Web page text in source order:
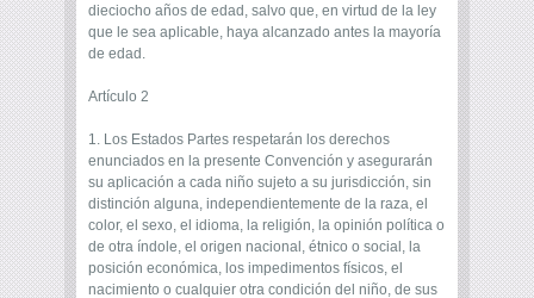
dieciocho años de edad, salvo que, en virtud de la ley
que le sea aplicable, haya alcanzado antes la mayoría
de edad.
Artículo 2
1. Los Estados Partes respetarán los derechos
enunciados en la presente Convención y asegurarán
su aplicación a cada niño sujeto a su jurisdicción, sin
distinción alguna, independientemente de la raza, el
color, el sexo, el idioma, la religión, la opinión política o
de otra índole, el origen nacional, étnico o social, la
posición económica, los impedimentos físicos, el
nacimiento o cualquier otra condición del niño, de sus